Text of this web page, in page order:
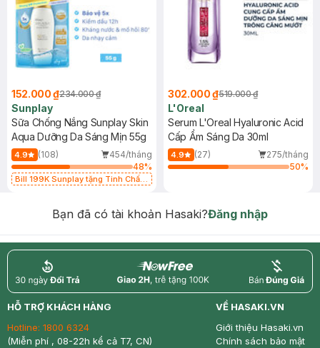
152.000 ₫234.000 ₫
Sunplay
Sữa Chống Nắng Sunplay Skin
Aqua Dưỡng Da Sáng Mịn 55g
4.9 (108)
454/tháng
48%
Bill 199K Sunplay tặng Tinh Chất
302.000 ₫519.000 ₫
L'Oreal
Serum L'Oreal Hyaluronic Acid
Cấp Ẩm Sáng Da 30ml
4.9 (27)
275/tháng
50%
Bạn đã có tài khoản Hasaki?Đăng nhập
return nowfree price
HỖ TRỢ KHÁCH HÀNG
Hotline: 1800 6324
(Miễn phí , 08-22h kể cả T7, CN)
VỀ HASAKI.VN
Giới thiệu Hasaki.vn
Chính sách bảo mật